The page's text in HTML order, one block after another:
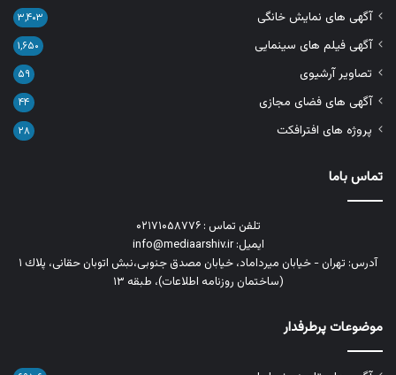
آگهی های نمایش خانگی ۳,۴۰۳
آگهی فیلم های سینمایی ۱,۶۵۰
تصاویر آرشیوی ۵۹
آگهی های فضای مجازی ۴۴
پروژه های افترافکت ۲۸
تماس باما
تلفن تماس : ۰۲۱۷۱۰۵۸۷۷۶
ایمیل: info@mediaarshiv.ir
آدرس: تهران - خیابان میرداماد، خیابان مصدق جنوبی،نبش اتوبان حقانی، پلاك ١
(ساختمان روزنامه اطلاعات)، طبقه ۱۳
موضوعات پرطرفدار